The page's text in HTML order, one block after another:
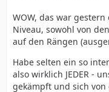
WOW, das war
Niveau, sowohl von
auf den Rängen
Habe selten ein so
also wirklich JEDER -
gekämpft und sich